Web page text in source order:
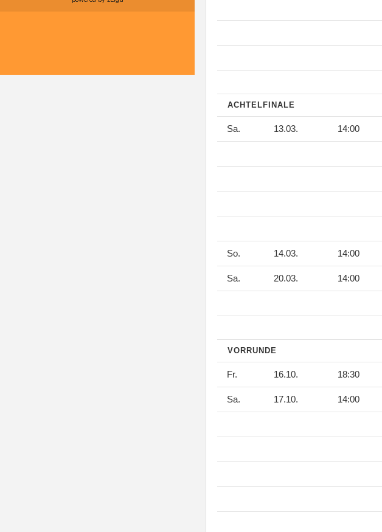
ACHTELFINALE
Sa. 13.03. 14:00
So. 14.03. 14:00
Sa. 20.03. 14:00
VORRUNDE
Fr. 16.10. 18:30
Sa. 17.10. 14:00